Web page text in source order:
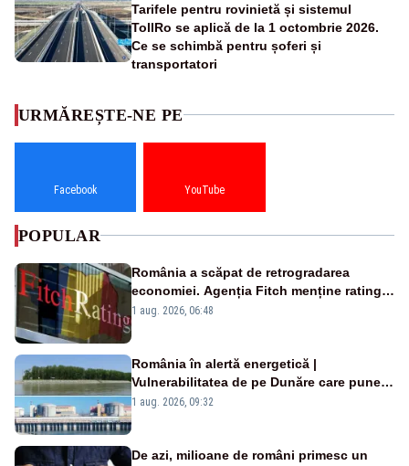
Tarifele pentru rovinietă și sistemul
TollRo se aplică de la 1 octombrie 2026.
Ce se schimbă pentru șoferi și
transportatori
URMĂREȘTE-NE PE
Facebook YouTube
POPULAR
România a scăpat de retrogradarea
economiei. Agenția Fitch menține ratingul
„BBB-” cu perspectivă negativă
1 aug. 2026, 06:48
România în alertă energetică |
Vulnerabilitatea de pe Dunăre care pune
în pericol Centrala Cernavodă era
1 aug. 2026, 09:32
De azi, milioane de români primesc un